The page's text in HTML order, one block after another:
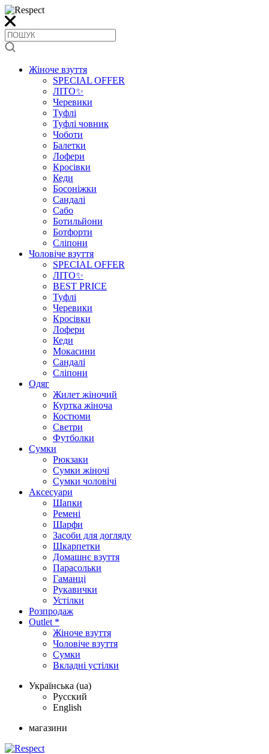
Жіноче взуття
SPECIAL OFFER
ЛІТО✨
Черевики
Туфлі
Туфлі човник
Чоботи
Балетки
Лофери
Кросівки
Кеди
Босоніжки
Сандалі
Сабо
Ботильйони
Ботфорти
Сліпони
Чоловіче взуття
SPECIAL OFFER
ЛІТО✨
BEST PRICE
Туфлі
Черевики
Кросівки
Лофери
Кеди
Мокасини
Сандалі
Сліпони
Одяг
Жилет жіночий
Куртка жіноча
Костюми
Светри
Футболки
Сумки
Рюкзаки
Сумки жіночі
Сумки чоловічі
Аксеcуари
Шапки
Ремені
Шарфи
Засоби для догляду
Шкарпетки
Домашнє взуття
Парасольки
Гаманці
Рукавички
Устілки
Розпродаж
Outlet *
Жіноче взуття
Чоловіче взуття
Сумки
Вкладні устілки
Українська (ua)
Русский
English
магазини